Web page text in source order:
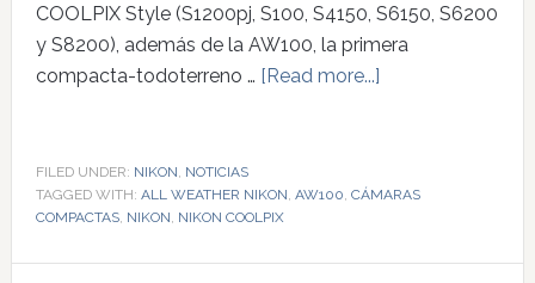
COOLPIX Style (S1200pj, S100, S4150, S6150, S6200
y S8200), además de la AW100, la primera
compacta-todoterreno … [Read more...]
FILED UNDER: NIKON, NOTICIAS
TAGGED WITH: ALL WEATHER NIKON, AW100, CÁMARAS
COMPACTAS, NIKON, NIKON COOLPIX